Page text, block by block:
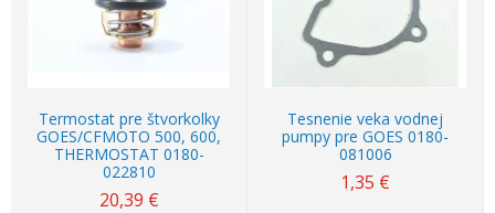
Termostat pre štvorkolky
GOES/CFMOTO 500, 600,
THERMOSTAT 0180-
022810
20,39 €
Tesnenie veka vodnej
pumpy pre GOES 0180-
081006
1,35 €